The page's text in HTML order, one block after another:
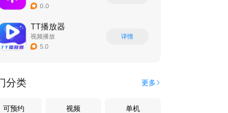
0.0
TT播放器
视频播放
5.0
详情
分类 更多
可预约 视频 单机